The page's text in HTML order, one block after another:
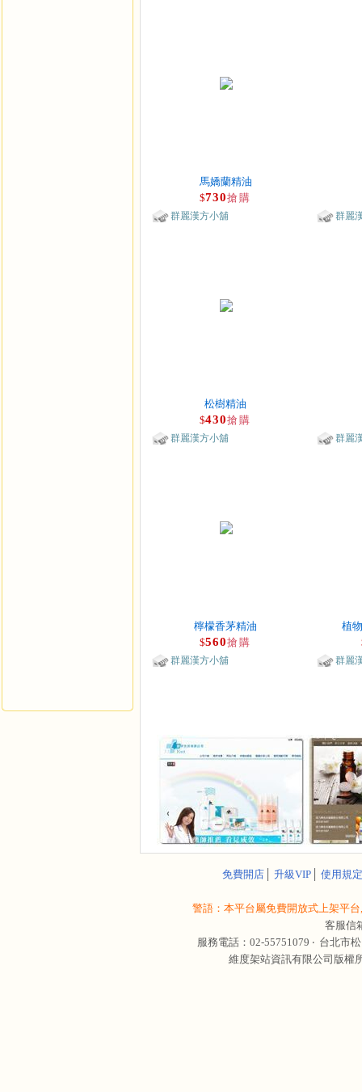
馬嬌蘭精油
$730搶購
群麗漢方小舖 群麗
松樹精油
$430搶購
群麗漢方小舖 群麗
檸檬香茅精油
$560搶購
群麗漢方小舖
植
群麗
免費開店│ 升級VIP│ 使用規定
警語：本平台屬免費開放式上架平
客服信
服務電話：02-55751079 ‧ 台北市
維度架站資訊有限公司版權